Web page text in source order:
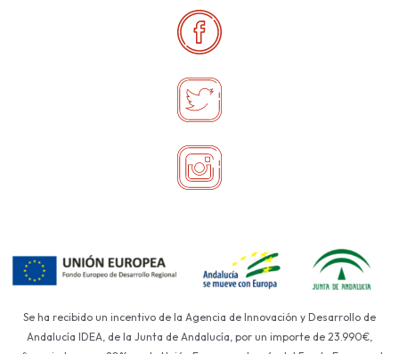
Se ha recibido un incentivo de la Agencia de Innovación y Desarrollo de
Andalucía IDEA, de la Junta de Andalucía, por un importe de 23.990€,